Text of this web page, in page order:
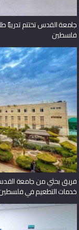
فلسطين
فريق بحثي من جامعة
خدمات التطعيم في